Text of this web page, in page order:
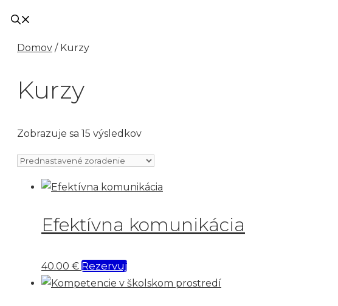
Domov / Kurzy
Kurzy
Zobrazuje sa 15 výsledkov
Efektívna komunikácia
40.00 € Rezervuj